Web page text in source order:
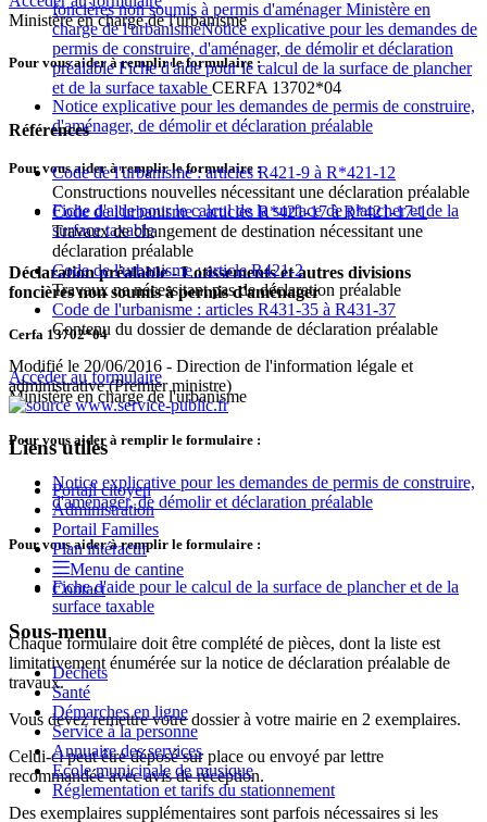
Ministère en charge de l'urbanisme
Pour vous aider à remplir le formulaire :
Notice explicative pour les demandes de permis de construire,
d'aménager, de démolir et déclaration préalable
Pour vous aider à remplir le formulaire :
Fiche d'aide pour le calcul de la surface de plancher et de la
surface taxable
Déclaration préalable - Lotissements et autres divisions
foncières non soumis à permis d'aménager
Cerfa 13702*04
Accéder au formulaire
Ministère en charge de l'urbanisme
Pour vous aider à remplir le formulaire :
Notice explicative pour les demandes de permis de construire,
d'aménager, de démolir et déclaration préalable
Pour vous aider à remplir le formulaire :
Fiche d'aide pour le calcul de la surface de plancher et de la
surface taxable
Chaque formulaire doit être complété de pièces, dont la liste est
limitativement énumérée sur la notice de déclaration préalable de
travaux.
Vous devez remettre votre dossier à votre mairie en 2 exemplaires.
Celui-ci peut être déposé sur place ou envoyé par lettre
recommandée avec avis de réception.
Des exemplaires supplémentaires sont parfois nécessaires si les
foncières non soumis à permis d'aménager Ministère en
charge de l'urbanismeNotice explicative pour les demandes de
permis de construire, d'aménager, de démolir et déclaration
préalable Fiche d'aide pour le calcul de la surface de plancher
et de la surface taxable CERFA 13702*04
Références
Code de l'urbanisme : articles R421-9 à R*421-12
Constructions nouvelles nécessitant une déclaration préalable
Code de l'urbanisme : articles R*421-17 à R*421-17-1
Travaux de changement de destination nécessitant une
déclaration préalable
Code de l'urbanisme : article R421-2
Travaux ne nécessitant pas de déclaration préalable
Code de l'urbanisme : articles R431-35 à R431-37
Contenu du dossier de demande de déclaration préalable
Modifié le 20/06/2016 - Direction de l'information légale et
administrative (Premier ministre)
Liens utiles
Portail citoyen
Administration
Portail Familles
Plan intéractif
Menu de cantine
Contact
Sous-menu
Déchets
Santé
Démarches en ligne
Service à la personne
Annuaire des services
Ecole municipale de musique
Réglementation et tarifs du stationnement